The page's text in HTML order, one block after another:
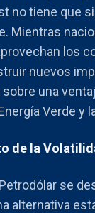
no tiene que
Mientras
los
nuevos
una
Verde y
de la
se
alternativa